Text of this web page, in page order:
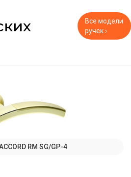
Все модели
ручек ›
RM SG/GP-4